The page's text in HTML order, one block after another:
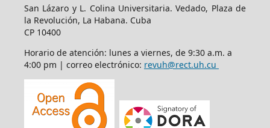
San Lázaro y L. Colina Universitaria. Vedado, Plaza de
la Revolución, La Habana. Cuba
CP 10400
Horario de atención: lunes a viernes, de 9:30 a.m. a
4:00 pm | correo electrónico: revuh@rect.uh.cu